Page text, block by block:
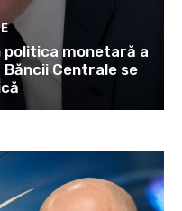
monetară a
Băncii Centrale se